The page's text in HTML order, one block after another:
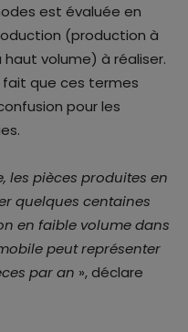
est évaluée en
(production à
volume) à réaliser.
que ces termes
pour les
les pièces produites en
quelques centaines
en faible volume dans
peut représenter
par an », déclare